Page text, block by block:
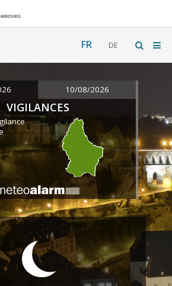
FR DE
10/08/2026
VIGILANCES